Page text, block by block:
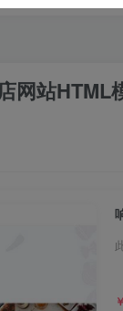
网站HTML